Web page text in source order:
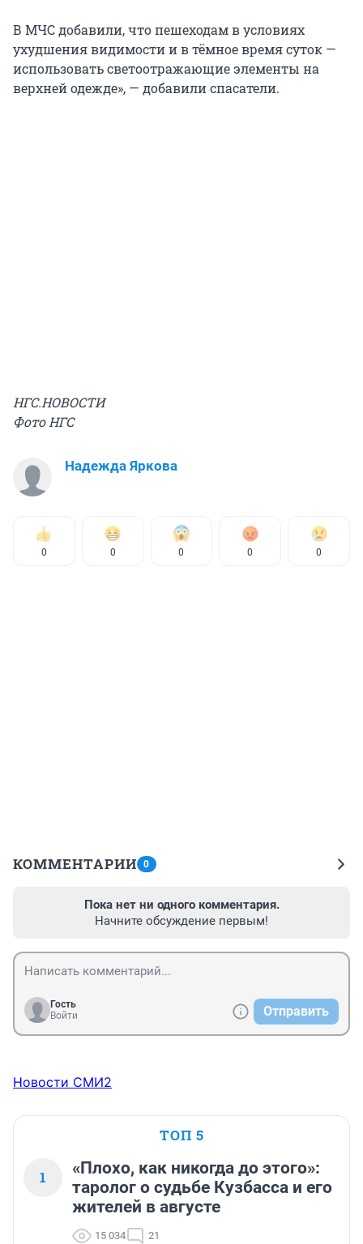
В МЧС добавили, что пешеходам в условиях
ухудшения видимости и в тёмное время суток —
использовать светоотражающие элементы на
верхней одежде», — добавили спасатели.
НГС.НОВОСТИ
Фото НГС
Надежда Яркова
0 0 0 0 0
КОММЕНТАРИИ 0
Пока нет ни одного комментария.
Начните обсуждение первым!
Гость
Войти
Отправить
Новости СМИ2
ТОП 5
1
«Плохо, как никогда до этого»:
таролог о судьбе Кузбасса и его
жителей в августе
15 034 21